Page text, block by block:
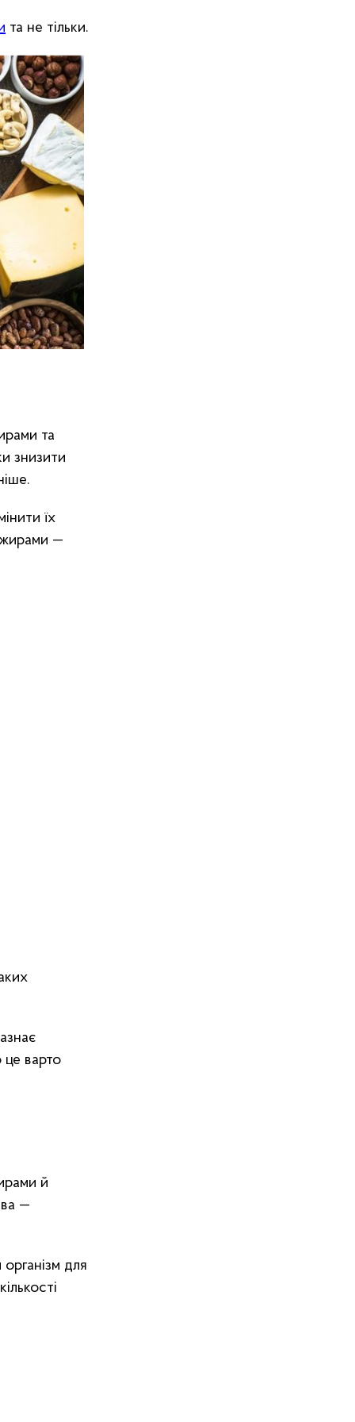
та не тільки.
та
знизити
їх
жирами —
це варто
й
—
для